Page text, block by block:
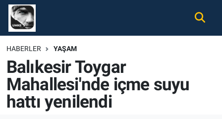
HABERLER YAŞAM
Balıkesir Toygar
Mahallesi'nde içme suyu
hattı yenilendi
Gündem
Ekonomi
Spor
Magazin
Nöbetçi Eczaneler
Hava Durumu
Namaz Vakitleri
Trafik Durumu